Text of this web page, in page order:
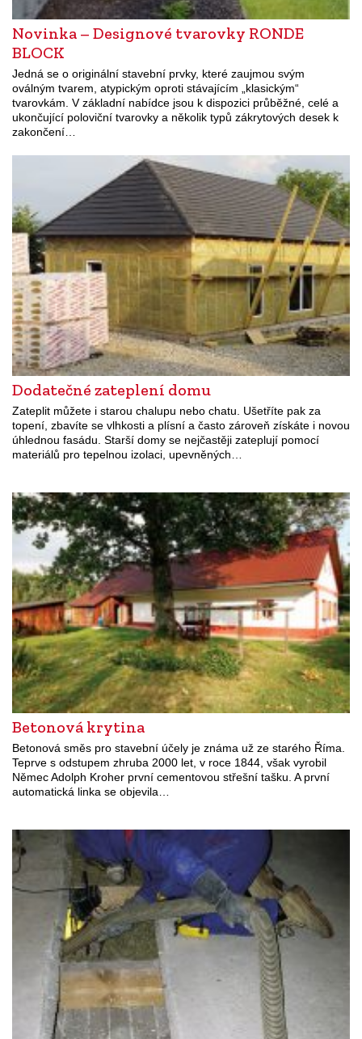
Novinka – Designové tvarovky RONDE
BLOCK
Jedná se o originální stavební prvky, které zaujmou svým
oválným tvarem, atypickým oproti stávajícím „klasickým“
tvarovkám. V základní nabídce jsou k dispozici průběžné, celé a
ukončující poloviční tvarovky a několik typů zákrytových desek k
zakončení…
Dodatečné zateplení domu
Zateplit můžete i starou chalupu nebo chatu. Ušetříte pak za
topení, zbavíte se vlhkosti a plísní a často zároveň získáte i novou
úhlednou fasádu. Starší domy se nejčastěji zateplují pomocí
materiálů pro tepelnou izolaci, upevněných…
Betonová krytina
Betonová směs pro stavební účely je známa už ze starého Říma.
Teprve s odstupem zhruba 2000 let, v roce 1844, však vyrobil
Němec Adolph Kroher první cementovou střešní tašku. A první
automatická linka se objevila…